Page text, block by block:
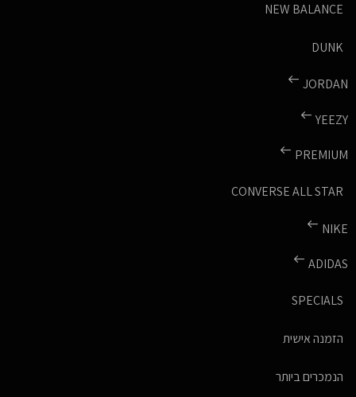
NEW BALANCE
DUNK
JORDAN
YEEZY
PREMIUM
CONVERSE ALL STAR
NIKE
ADIDAS
SPECIALS
הזמנה אישית
הנמכרים ביותר